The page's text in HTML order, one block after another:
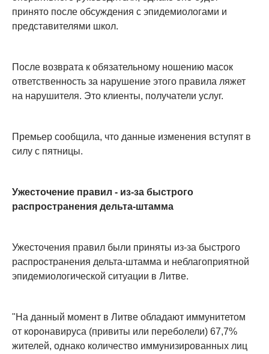
принято после обсуждения с эпидемиологами и
представителями школ.
После возврата к обязательному ношению масок
ответственность за нарушение этого правила ляжет
на нарушителя. Это клиенты, получатели услуг.
Премьер сообщила, что данные изменения вступят в
силу с пятницы.
Ужесточение правил - из-за быстрого
распространения дельта-штамма
Ужесточения правил были приняты из-за быстрого
распространения дельта-штамма и неблагоприятной
эпидемиологической ситуации в Литве.
"На данный момент в Литве обладают иммунитетом
от коронавируса (привиты или переболели) 67,7%
жителей, однако количество иммунизированных лиц